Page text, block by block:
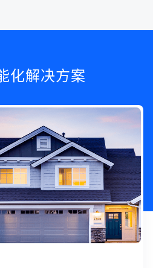
化解决方案